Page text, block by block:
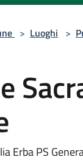
> Luoghi >
Erba PS